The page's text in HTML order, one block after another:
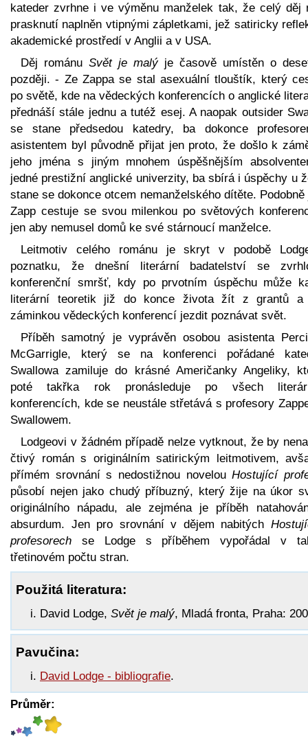
kateder zvrhne i ve výměnu manželek tak, že celý děj
prasknutí naplněn vtipnými zápletkami, jež satiricky
akademické prostředí v Anglii a v USA.
Děj románu Svět je malýje časově umístěn o
později. - Ze Zappa se stal asexuální tlouštík, který
po světě, kde na vědeckých konferencích o anglické
přednáší stále jednu a tutéž esej. A naopak outsider
se stane předsedou katedry, ba dokonce
asistentem byl původně přijat jen proto, že došlo k
jeho jména s jiným mnohem úspěšnějším
jedné prestižní anglické univerzity, ba sbírá i úspěchy u
stane se dokonce otcem nemanželského dítěte. Podobně
Zapp cestuje se svou milenkou po světových
jen aby nemusel domů ke své stárnoucí manželce.
Leitmotiv celého románu je skryt v podobě
poznatku, že dnešní literární badatelství se
konferenční smršť, kdy po prvotním úspěchu může
literární teoretik již do konce života žít z grantů a
záminkou vědeckých konferencí jezdit poznávat svět.
Příběh samotný je vyprávěn osobou asistenta
McGarrigle, který se na konferenci pořádané
Swallowa zamiluje do krásné Američanky Angeliky,
poté takřka rok pronásleduje po všech
konferencích, kde se neustále střetává s profesory
Swallowem.
Lodgeovi v žádném případě nelze vytknout, že by
čtivý román s originálním satirickým leitmotivem,
přímém srovnání s nedostižnou novelouHostující
působí nejen jako chudý příbuzný, který žije na úkor
originálního nápadu, ale zejména je příběh
absurdum. Jen pro srovnání v dějem nabitých
profesorech se Lodge s příběhem vypořádal v
třetinovém počtu stran.
Použitá literatura:
David Lodge, Svět je malý, Mladá fronta, Praha:
Pavučina:
David Lodge - bibliografie.
Průměr: